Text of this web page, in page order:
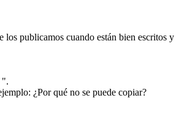
los publicamos cuando están bien escritos y
".
¿Por qué no se puede copiar?